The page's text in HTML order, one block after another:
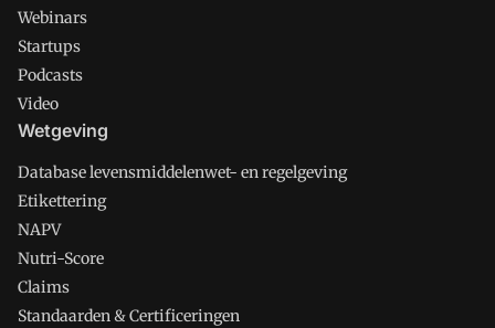
Webinars
Startups
Podcasts
Video
Wetgeving
Database levensmiddelenwet- en regelgeving
Etikettering
NAPV
Nutri-Score
Claims
Standaarden & Certificeringen